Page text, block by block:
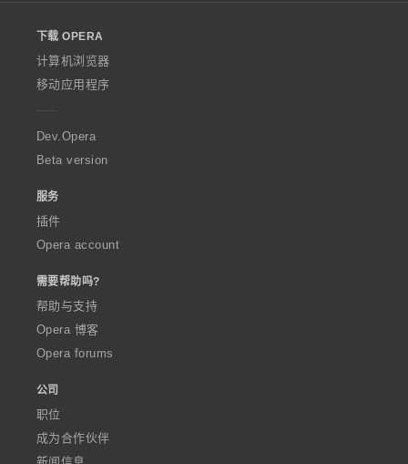
w
O
p
e
a
下载 OPERA
计算机浏览器
移动应用程序
Dev.Opera
Beta version
服务
插件
Opera account
需要帮助吗?
帮助与支持
Opera 博客
Opera forums
公司
职位
成为合作伙伴